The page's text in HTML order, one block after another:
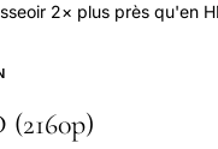
2× plus près qu'en